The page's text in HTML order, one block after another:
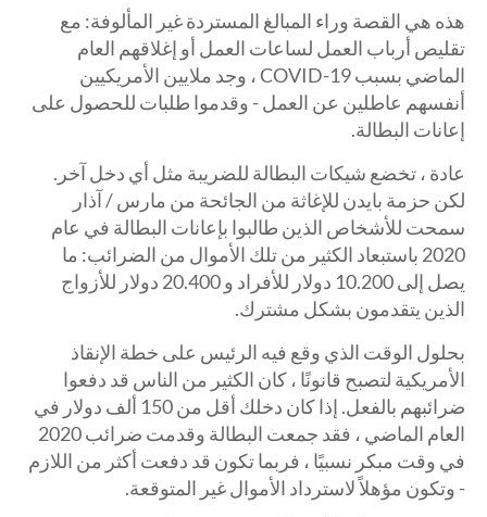
هذه هي القصة وراء المبالغ المستردة غير المألوفة: مع
تقليص أرباب العمل لساعات العمل أو إغلاقهم العام
الماضي بسبب COVID-19 ، وجد ملايين الأمريكيين
أنفسهم عاطلين عن العمل - وقدموا طلبات للحصول على
إعانات البطالة.
عادة ، تخضع شيكات البطالة للضريبة مثل أي دخل آخر.
لكن حزمة بايدن للإغاثة من الجائحة من مارس / آذار
سمحت للأشخاص الذين طالبوا بإعانات البطالة في عام
2020 باستبعاد الكثير من تلك الأموال من الضرائب: ما
يصل إلى 10.200 دولار للأفراد و 20.400 دولار للأزواج
الذين يتقدمون بشكل مشترك.
بحلول الوقت الذي وقع فيه الرئيس على خطة الإنقاذ
الأمريكية لتصبح قانونًا ، كان الكثير من الناس قد دفعوا
ضرائبهم بالفعل. إذا كان دخلك أقل من 150 ألف دولار في
العام الماضي ، فقد جمعت البطالة وقدمت ضرائب 2020
في وقت مبكر نسبيًا ، فربما تكون قد دفعت أكثر من اللازم
- وتكون مؤهلاً لاسترداد الأموال غير المتوقعة.